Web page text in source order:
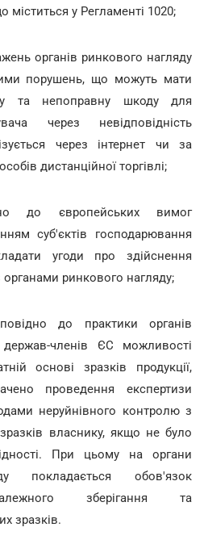
міститься у Регламенті 1020;
органів ринкового нагляду
порушень, що можуть мати
та непоправну шкоду для
через невідповідність
через інтернет чи за
дистанційної торгівлі;
до європейських вимог
суб'єктів господарювання
угоди про здійснення
органами ринкового нагляду;
до практики органів
членів ЄС можливості
основі зразків продукції,
проведення експертизи
неруйнівного контролю з
власнику, якщо не було
При цьому на органи
покладається обов'язок
зберігання та
зразків.